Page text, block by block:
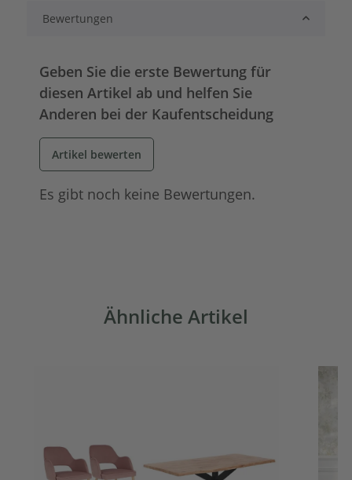
Bewertungen
Geben Sie die erste Bewertung für
diesen Artikel ab und helfen Sie
Anderen bei der Kaufentscheidung
Artikel bewerten
Es gibt noch keine Bewertungen.
Ähnliche Artikel